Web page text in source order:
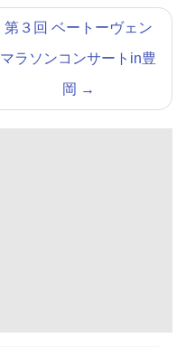
第３回 ベートーヴェン
マラソンコンサートin豊
岡 →